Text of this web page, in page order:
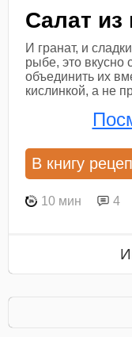
Салат из
И гранат, и
рыбе, это вкусно
объединить их
кислинкой, а не
В книгу
10 мин 4